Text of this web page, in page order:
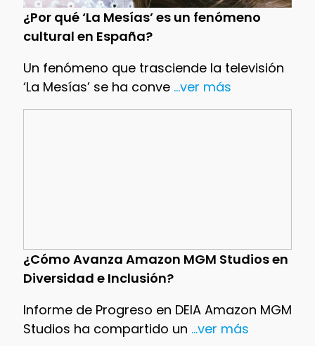
¿Por qué ‘La Mesías’ es un fenómeno
cultural en España?
Un fenómeno que trasciende la televisión
‘La Mesías’ se ha conve...ver más
¿Cómo Avanza Amazon MGM Studios en
Diversidad e Inclusión?
Informe de Progreso en DEIA Amazon MGM
Studios ha compartido un ...ver más